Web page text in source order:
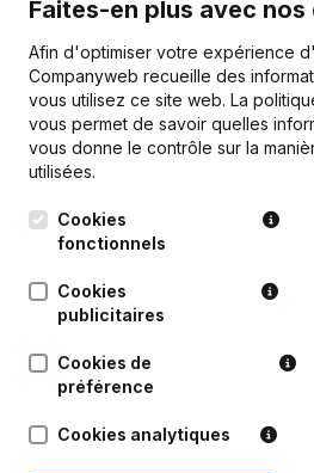
Publicationsde Human
Date Publication
04-11-2021
Autres
30-01-2018
Capital -
(NL)
Faites-en plus avec nos
Afin d'optimiser votre expérience
Companyweb recueille des
vous utilisez ce site web. La
vous permet de savoir quelles
vous donne le contrôle sur la
utilisées.
Cookies
fonctionnels
Cookies
publicitaires
Cookies de
préférence
Cookies analytiques